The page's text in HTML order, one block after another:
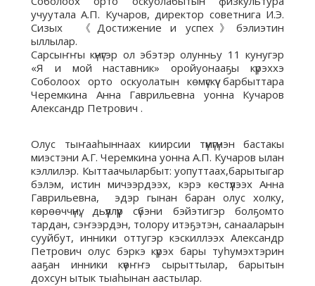
учуутала А.П. Кучаров, директор советнига И.Э.
Сизых 《Достижение и успех》бэлиэтин
ыллылар.
Сарсыҥҥы күнүгэр ол эбэтэр олунньу 11 кунугэр
«Я и мой наставник» оройуонааҕы күрэххэ
Соболоох орто оскуолатын көмүскүү барбыттара
Черемкина Анна Гаврильевна уонна Кучаров
Александр Петрович .
Олус тыҥааһыннаах киирсии түмүгүнэн бастакы
миэстэни А.Г. Черемкина уонна А.П. Кучаров ылан
кэллилэр. Кыттаачыларбыт: уопуттаах,барытыгар
бэлэм, истин мичээрдээх, кэрэ көстүүлээх Анна
Гаврильевна, эдэр гынан баран олус холку,
көрөөччүнү, дьүүллүүр сүбэни бэйэтигэр болҕомто
тардан, сэҥээрдэн, толору итэҕэтэн, санааларын
сууйбут, инники оттугэр кэскиллээх Александр
Петрович олус бэркэ күрэх бары туһумэхтэрин
ааҕан инники күөҥҥэ сырыттылар, барытын
дохсун ытык тыаһынан аастылар.